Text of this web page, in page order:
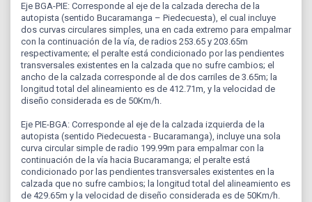
Eje BGA-PIE: Corresponde al eje de la calzada derecha de la
autopista (sentido Bucaramanga – Piedecuesta), el cual incluye
dos curvas circulares simples, una en cada extremo para empalmar
con la continuación de la vía, de radios 253.65 y 203.65m
respectivamente; el peralte está condicionado por las pendientes
transversales existentes en la calzada que no sufre cambios; el
ancho de la calzada corresponde al de dos carriles de 3.65m; la
longitud total del alineamiento es de 412.71m, y la velocidad de
diseño considerada es de 50Km/h.
Eje PIE-BGA: Corresponde al eje de la calzada izquierda de la
autopista (sentido Piedecuesta - Bucaramanga), incluye una sola
curva circular simple de radio 199.99m para empalmar con la
continuación de la vía hacia Bucaramanga; el peralte está
condicionado por las pendientes transversales existentes en la
calzada que no sufre cambios; la longitud total del alineamiento es
de 429.65m y la velocidad de diseño considerada es de 50Km/h.